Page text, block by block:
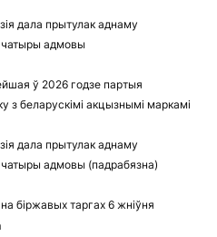
дала прытулак аднаму
чатыры адмовы
ў 2026 годзе партыя
з беларускімі акцызнымі маркамі
дала прытулак аднаму
адмовы (падрабязна)
біржавых таргах 6 жніўня